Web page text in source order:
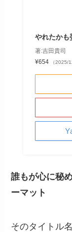
やれたか
著:吉田貴司
¥654
（2025/
誰もが心に秘
ーマット
そのタイトル